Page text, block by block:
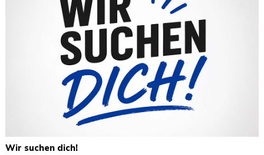
Wir suchen dich!